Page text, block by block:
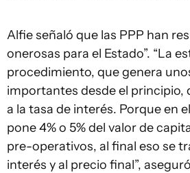
Alfie señaló que las PPP han
onerosas para el Estado”. “La
procedimiento, que genera
importantes desde el principio,
a la tasa de interés. Porque en
pone 4% o 5% del valor de
pre-operativos, al final eso se
interés y al precio final”,